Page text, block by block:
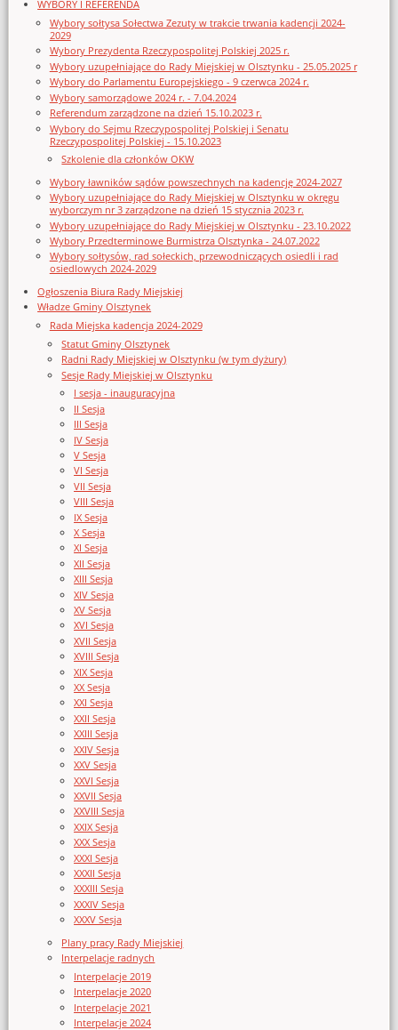
WYBORY I REFERENDA
Wybory sołtysa Sołectwa Zezuty w trakcie trwania kadencji 2024-
2029
Wybory Prezydenta Rzeczypospolitej Polskiej 2025 r.
Wybory uzupełniające do Rady Miejskiej w Olsztynku - 25.05.2025 r
Wybory do Parlamentu Europejskiego - 9 czerwca 2024 r.
Wybory samorządowe 2024 r. - 7.04.2024
Referendum zarządzone na dzień 15.10.2023 r.
Wybory do Sejmu Rzeczypospolitej Polskiej i Senatu
Rzeczypospolitej Polskiej - 15.10.2023
Szkolenie dla członków OKW
Wybory ławników sądów powszechnych na kadencję 2024-2027
Wybory uzupełniające do Rady Miejskiej w Olsztynku w okręgu
wyborczym nr 3 zarządzone na dzień 15 stycznia 2023 r.
Wybory uzupełniające do Rady Miejskiej w Olsztynku - 23.10.2022
Wybory Przedterminowe Burmistrza Olsztynka - 24.07.2022
Wybory sołtysów, rad sołeckich, przewodniczących osiedli i rad
osiedlowych 2024-2029
Ogłoszenia Biura Rady Miejskiej
Władze Gminy Olsztynek
Rada Miejska kadencja 2024-2029
Statut Gminy Olsztynek
Radni Rady Miejskiej w Olsztynku (w tym dyżury)
Sesje Rady Miejskiej w Olsztynku
I sesja - inauguracyjna
II Sesja
III Sesja
IV Sesja
V Sesja
VI Sesja
VII Sesja
VIII Sesja
IX Sesja
X Sesja
XI Sesja
XII Sesja
XIII Sesja
XIV Sesja
XV Sesja
XVI Sesja
XVII Sesja
XVIII Sesja
XIX Sesja
XX Sesja
XXI Sesja
XXII Sesja
XXIII Sesja
XXIV Sesja
XXV Sesja
XXVI Sesja
XXVII Sesja
XXVIII Sesja
XXIX Sesja
XXX Sesja
XXXI Sesja
XXXII Sesja
XXXIII Sesja
XXXIV Sesja
XXXV Sesja
Plany pracy Rady Miejskiej
Interpelacje radnych
Interpelacje 2019
Interpelacje 2020
Interpelacje 2021
Interpelacje 2024